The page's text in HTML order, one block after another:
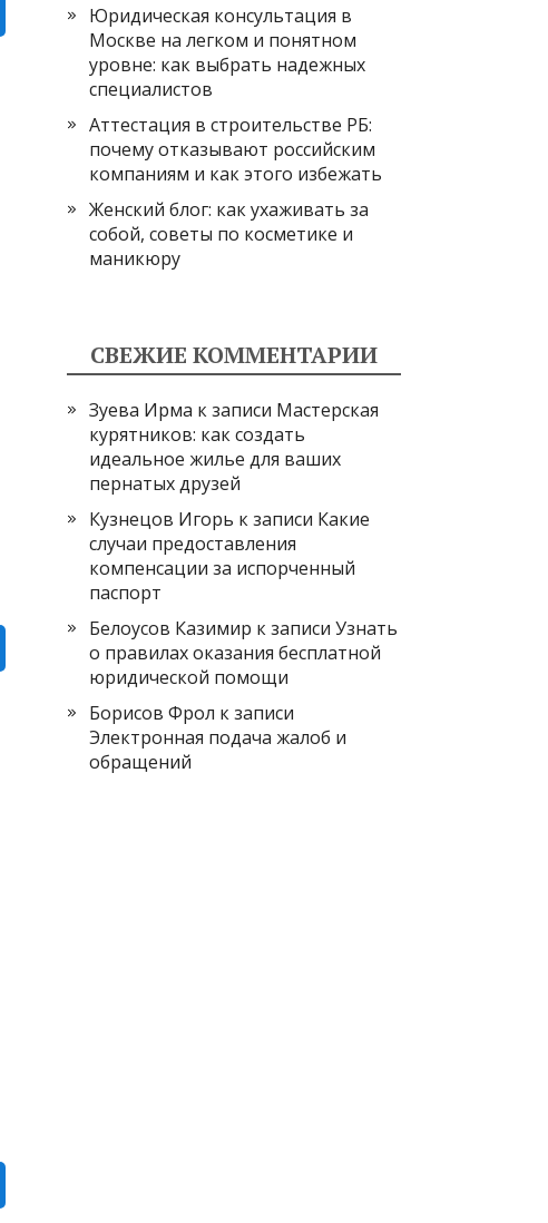
Юридическая консультация в
Москве на легком и понятном
уровне: как выбрать надежных
специалистов
Аттестация в строительстве РБ:
почему отказывают российским
компаниям и как этого избежать
Женский блог: как ухаживать за
собой, советы по косметике и
маникюру
СВЕЖИЕ КОММЕНТАРИИ
Зуева Ирма к записи Мастерская
курятников: как создать
идеальное жилье для ваших
пернатых друзей
Кузнецов Игорь к записи Какие
случаи предоставления
компенсации за испорченный
паспорт
Белоусов Казимир к записи Узнать
о правилах оказания бесплатной
юридической помощи
Борисов Фрол к записи
Электронная подача жалоб и
обращений